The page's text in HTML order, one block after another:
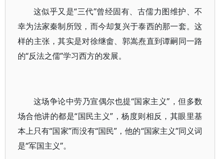
这似乎又是“三代”曾经固有、古儒力图维护、不
幸为法家秦制所毁，而今却复兴于泰西的那一套。这
样的主张，其实是对徐继畬、郭嵩焘直到谭嗣同一路
的“反法之儒”学习西方的发展。
这场争论中劳乃宣偶尔也提“国家主义”，但多数
场合他讲的都是“国民主义”，杨度则相反，其眼里基
本上只有“国家”而没有“国民”，他的“国家主义”同义词
是“军国主义”。